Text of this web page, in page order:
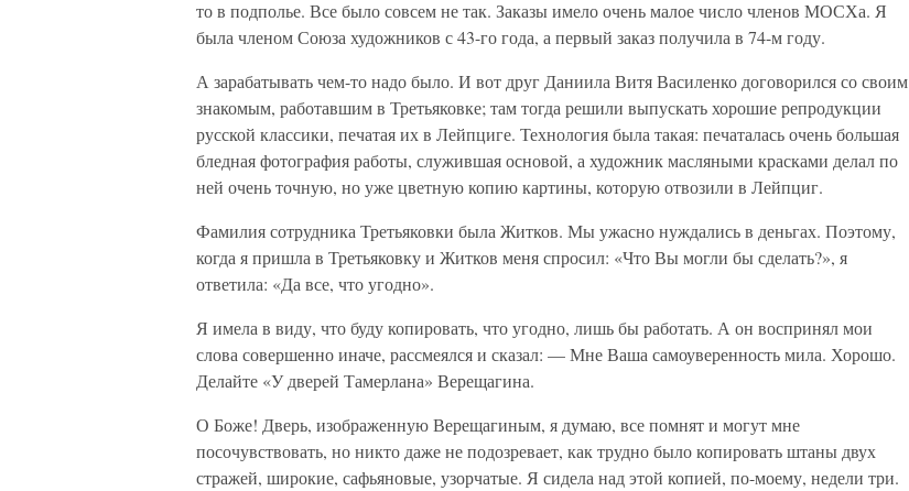
то в подполье. Все было совсем не так. Заказы имело очень малое число членов МОСХа. Я
была членом Союза художников с 43-го года, а первый заказ получила в 74-м году.
А зарабатывать чем-то надо было. И вот друг Даниила Витя Василенко договорился со своим
знакомым, работавшим в Третьяковке; там тогда решили выпускать хорошие репродукции
русской классики, печатая их в Лейпциге. Технология была такая: печаталась очень большая
бледная фотография работы, служившая основой, а художник масляными красками делал по
ней очень точную, но уже цветную копию картины, которую отвозили в Лейпциг.
Фамилия сотрудника Третьяковки была Житков. Мы ужасно нуждались в деньгах. Поэтому,
когда я пришла в Третьяковку и Житков меня спросил: «Что Вы могли бы сделать?», я
ответила: «Да все, что угодно».
Я имела в виду, что буду копировать, что угодно, лишь бы работать. А он воспринял мои
слова совершенно иначе, рассмеялся и сказал: — Мне Ваша самоуверенность мила. Хорошо.
Делайте «У дверей Тамерлана» Верещагина.
О Боже! Дверь, изображенную Верещагиным, я думаю, все помнят и могут мне
посочувствовать, но никто даже не подозревает, как трудно было копировать штаны двух
стражей, широкие, сафьяновые, узорчатые. Я сидела над этой копией, по-моему, недели три.